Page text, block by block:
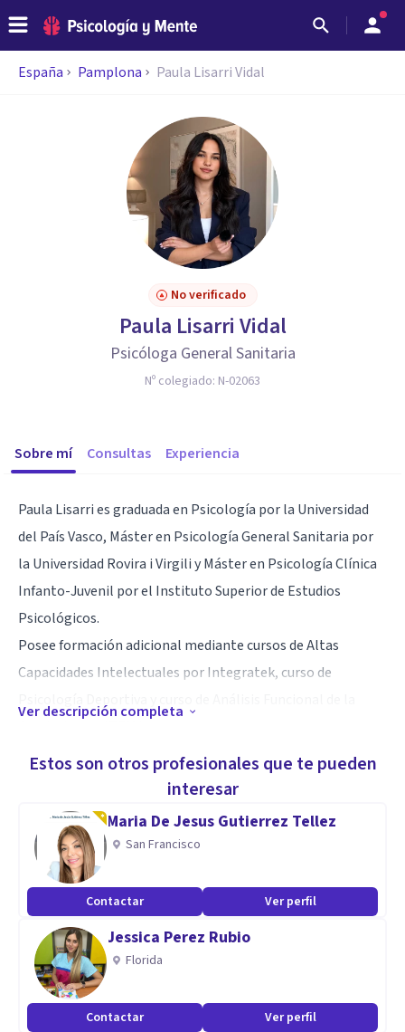
España Pamplona Paula Lisarri Vidal
No verificado
Paula Lisarri Vidal
Psicóloga General Sanitaria
Nº colegiado: N-02063
Sobre mí Consultas Experiencia
Paula Lisarri es graduada en Psicología por la Universidad
del País Vasco, Máster en Psicología General Sanitaria por
la Universidad Rovira i Virgili y Máster en Psicología Clínica
Infanto-Juvenil por el Instituto Superior de Estudios
Psicológicos.
Posee formación adicional mediante cursos de Altas
Capacidades Intelectuales por Integratek, curso de
Desempeña su labor clínica en Centro de Psicología Albea,
abordando diferentes problemáticas en población infantil.
Especialista en Trastornos de Aprendizaje, Trastorno por
Déficit de Atención e Hiperactividad y Altas Capacidades
Intelectuales.
Responsable del Área de Intervención Psicopedagógica y
ofrece orientación académico – laboral. Asimismo,
responsable colaboradora de Redes Sociales y colaboradora
en el Departamento de Talleres de Psicología de Empresa
mediante el desarrollo e impartición de talleres.
Ver descripción completa
Estos son otros profesionales que te pueden
interesar
Maria De Jesus Gutierrez Tellez
San Francisco
Contactar Ver perfil
Jessica Perez Rubio
Florida
Contactar Ver perfil